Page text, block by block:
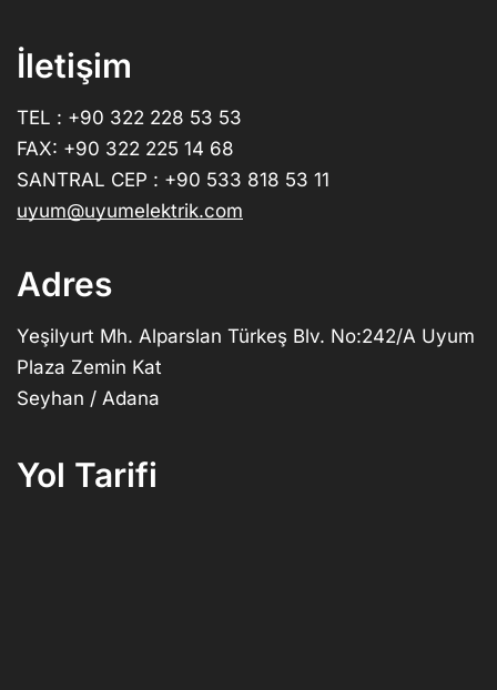
İletişim
TEL : +90 322 228 53 53
FAX: +90 322 225 14 68
SANTRAL CEP : +90 533 818 53 11
uyum@uyumelektrik.com
Adres
Yeşilyurt Mh. Alparslan Türkeş Blv. No:242/A Uyum
Plaza Zemin Kat
Seyhan / Adana
Yol Tarifi